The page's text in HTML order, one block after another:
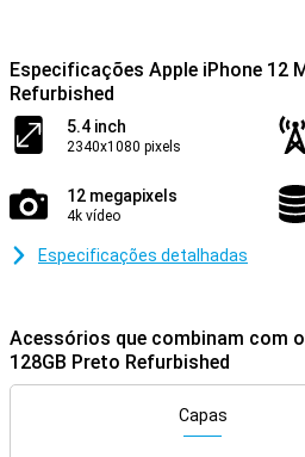
Especificações Apple iPhone 12
Refurbished
5.4 inch
2340x1080 pixels
12 megapixels
4k vídeo
Especificações detalhadas
Acessórios que combinam com
128GB Preto Refurbished
Capas